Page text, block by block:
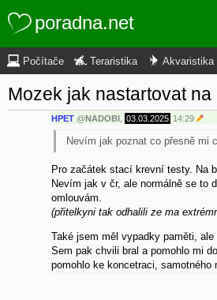
poradna.net
Počítače Teraristika Akvaristika
Mozek jak nastartovat na
HPET @NADOBI 03.03.2025 14:29
Nevím jak poznat co přesně mi
Pro začátek stací krevní testy. Na
Nevím jak v čr, ale normálně se to
omlouvám.
(přitelkyni tak odhalili ze ma
Také jsem měl vypadky paměti,
Sem pak chvili bral a pomohlo mi
pomohlo ke koncetraci,